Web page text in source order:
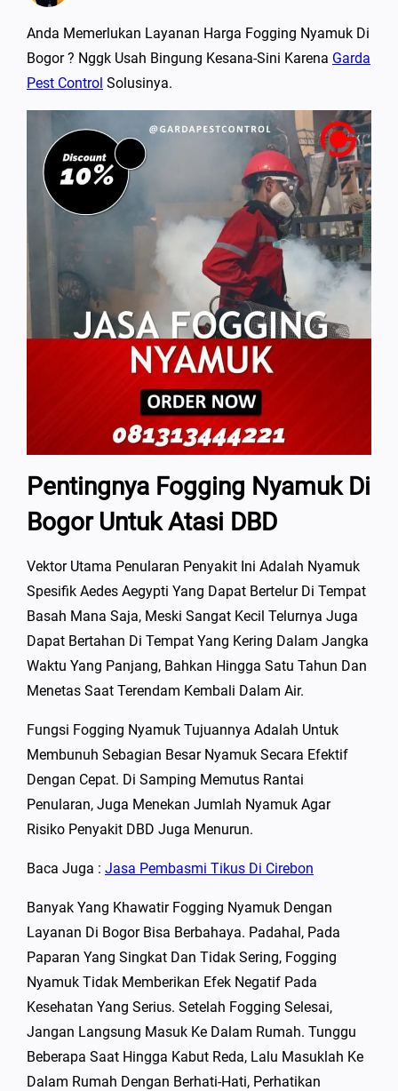
Anda Memerlukan Layanan Harga Fogging Nyamuk Di
Bogor ? Nggk Usah Bingung Kesana-Sini Karena Garda
Pest Control Solusinya.
Pentingnya Fogging Nyamuk Di
Bogor Untuk Atasi DBD
Vektor Utama Penularan Penyakit Ini Adalah Nyamuk
Spesifik Aedes Aegypti Yang Dapat Bertelur Di Tempat
Basah Mana Saja, Meski Sangat Kecil Telurnya Juga
Dapat Bertahan Di Tempat Yang Kering Dalam Jangka
Waktu Yang Panjang, Bahkan Hingga Satu Tahun Dan
Menetas Saat Terendam Kembali Dalam Air.
Fungsi Fogging Nyamuk Tujuannya Adalah Untuk
Membunuh Sebagian Besar Nyamuk Secara Efektif
Dengan Cepat. Di Samping Memutus Rantai
Penularan, Juga Menekan Jumlah Nyamuk Agar
Risiko Penyakit DBD Juga Menurun.
Baca Juga : Jasa Pembasmi Tikus Di Cirebon
Banyak Yang Khawatir Fogging Nyamuk Dengan
Layanan Di Bogor Bisa Berbahaya. Padahal, Pada
Paparan Yang Singkat Dan Tidak Sering, Fogging
Nyamuk Tidak Memberikan Efek Negatif Pada
Kesehatan Yang Serius. Setelah Fogging Selesai,
Jangan Langsung Masuk Ke Dalam Rumah. Tunggu
Beberapa Saat Hingga Kabut Reda, Lalu Masuklah Ke
Dalam Rumah Dengan Berhati-Hati, Perhatikan